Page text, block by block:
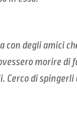
degli amici
morire di
di